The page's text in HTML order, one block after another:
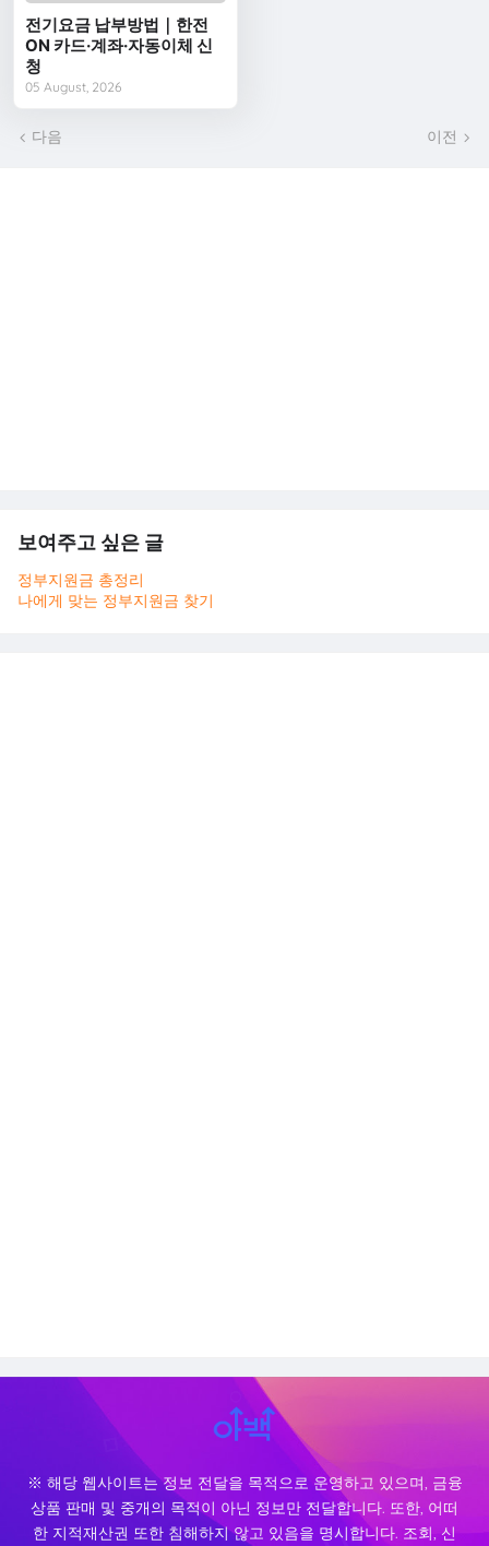
전기요금 납부방법｜한전
ON 카드·계좌·자동이체 신
청
05 August, 2026
다음 이전
보여주고 싶은 글
정부지원금 총정리
나에게 맞는 정부지원금 찾기
※ 해당 웹사이트는 정보 전달을 목적으로 운영하고 있으며, 금융
상품 판매 및 중개의 목적이 아닌 정보만 전달합니다. 또한, 어떠
한 지적재산권 또한 침해하지 않고 있음을 명시합니다. 조회, 신